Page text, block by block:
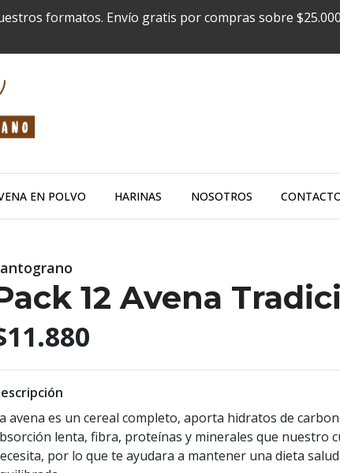
formatos. Envío gratis por compras sobre
EN POLVO HARINAS NOSOTROS
12 Avena
avena es un cereal completo, aporta hidratos de
lenta, fibra, proteínas y minerales que nuestro
por lo que te ayudara a mantener una dieta